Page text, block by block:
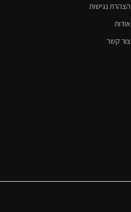
הצהרת נגישות
אודות
צור קשר